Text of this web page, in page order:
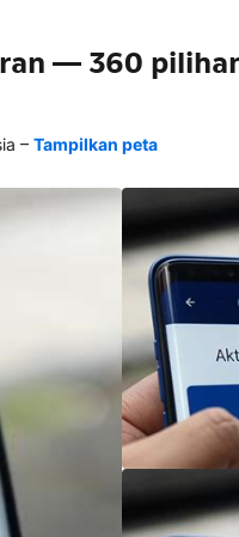
— 360
– Tampilkan peta